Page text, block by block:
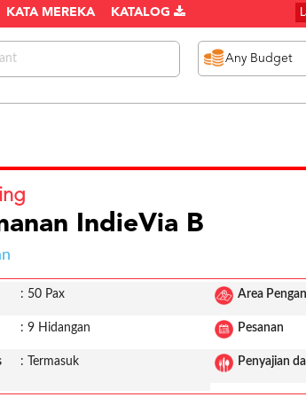
KATA MEREKA KATALOG
IndieVia B
: 50 Pax
: 9 Hidangan
: Termasuk
Area
Pesanan
Penyajian